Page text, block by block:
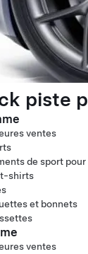
piste
ventes
de sport pour
shirts
et bonnets
ventes